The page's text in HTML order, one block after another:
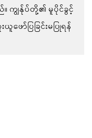
ကျွန်ုပ်တို့၏ မူပိုင်ခွင့်
ော်ပြခြင်းမပြုရန်